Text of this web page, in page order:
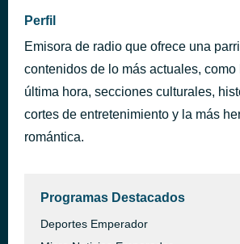
ROBERTO LUTI QUE SEAS FELIZ
Unknown
Príncipe azul
Agustin Pantoja
Perfil
Emisora de radio que ofrece una
contenidos de lo más actuales,
última hora, secciones culturales,
cortes de entretenimiento y la más
romántica.
Programas Destacados
Deportes Emperador